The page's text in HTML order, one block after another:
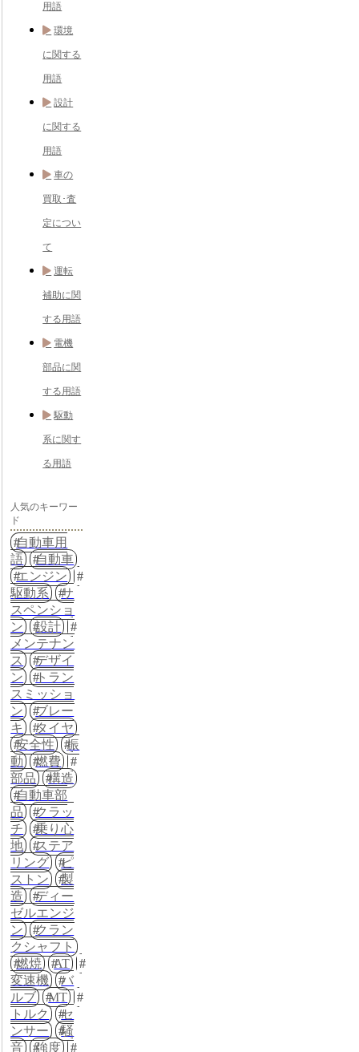
用語
環境
に関する
用語
設計
に関する
用語
車の
買取･査
定につい
て
運転
補助に関
する用語
電機
部品に関
する用語
駆動
系に関す
る用語
人気のキーワー
ド
自動車用
語
自動車
エンジン
駆動系
サ
スペンショ
ン
設計
メンテナン
ス
デザイ
ン
トラン
スミッショ
ン
ブレー
キ
タイヤ
安全性
振
動
燃費
部品
構造
自動車部
品
クラッ
チ
乗り心
地
ステア
リング
ピ
ストン
製
造
ディー
ゼルエンジ
ン
クラン
クシャフト
燃焼
AT
変速機
バ
ルブ
MT
トルク
セ
ンサー
騒
音
強度